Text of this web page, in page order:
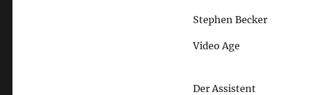
Stephen Becker
Video Age
Der Assistent